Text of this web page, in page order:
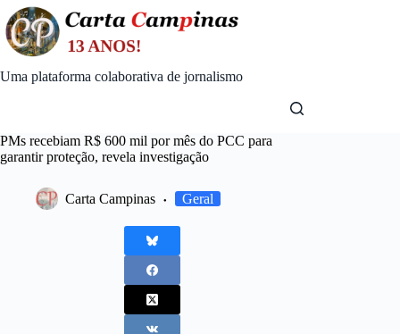
Skip
to
content
Uma plataforma colaborativa de jornalismo
PMs recebiam R$ 600 mil por mês do PCC para
garantir proteção, revela investigação
Carta Campinas Geral